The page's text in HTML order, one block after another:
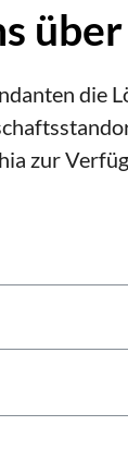
die
zur